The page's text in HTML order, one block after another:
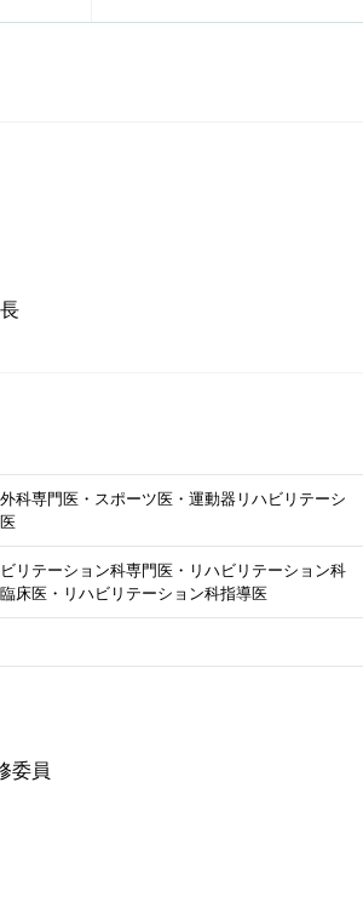
科専門医・スポーツ医・運動器リハビリテーシ
ビリテーション科専門医・リハビリテーション科
床医・リハビリテーション科指導医
委員